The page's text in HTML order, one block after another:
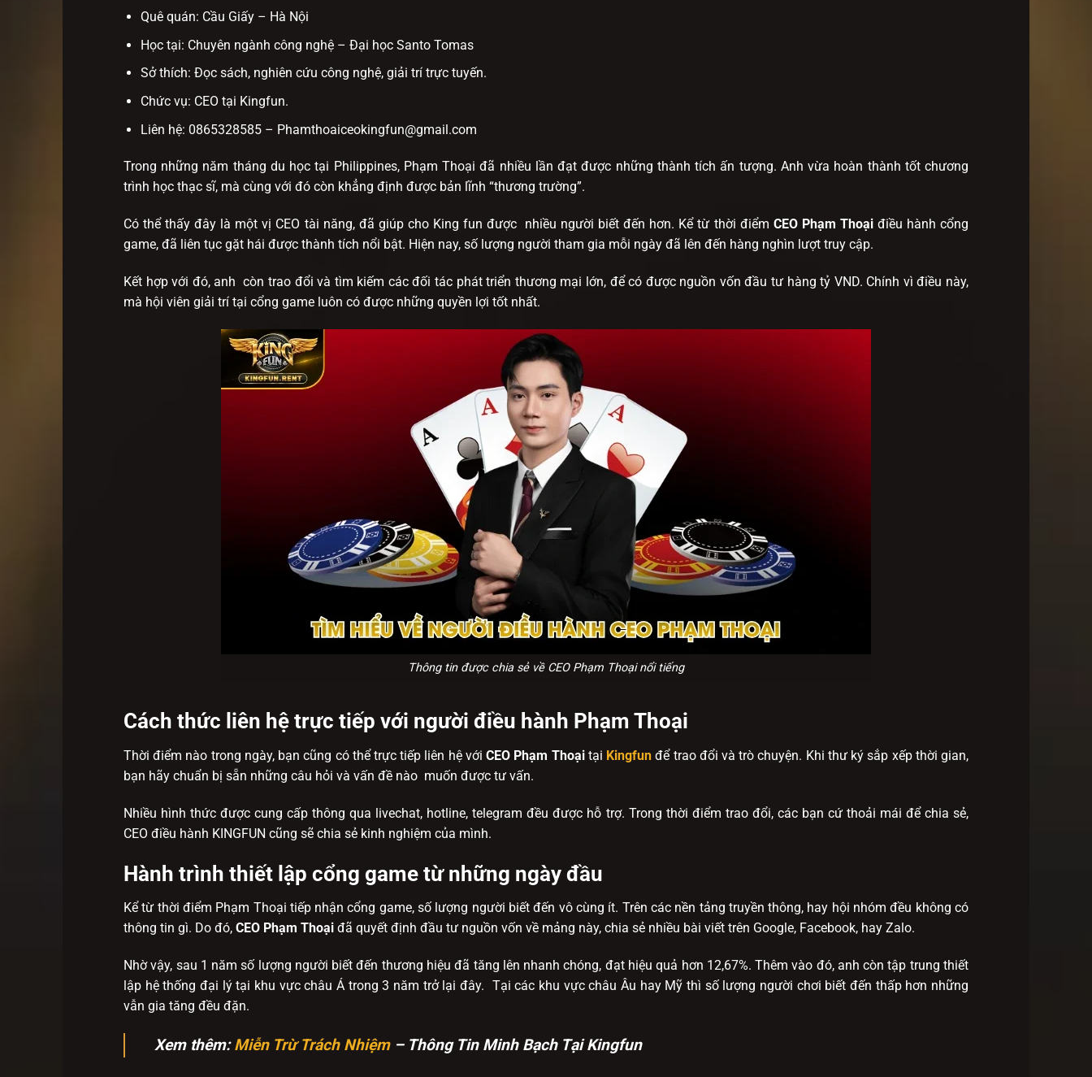
Quê quán: Cầu Giấy – Hà Nội
Học tại: Chuyên ngành công nghệ – Đại học Santo Tomas
Sở thích: Đọc sách, nghiên cứu công nghệ, giải trí trực tuyến.
Chức vụ: CEO tại Kingfun.
Liên hệ: 0865328585 – Phamthoaiceokingfun@gmail.com
Trong những năm tháng du học tại Philippines, Phạm Thoại đã nhiều lần đạt được những thành tích ấn tượng. Anh vừa hoàn thành tốt chương
trình học thạc sĩ, mà cùng với đó còn khẳng định được bản lĩnh “thương trường”.
Có thể thấy đây là một vị CEO tài năng, đã giúp cho King fun được nhiều người biết đến hơn. Kể từ thời điểm CEO Phạm Thoại điều hành cổng
game, đã liên tục gặt hái được thành tích nổi bật. Hiện nay, số lượng người tham gia mỗi ngày đã lên đến hàng nghìn lượt truy cập.
Kết hợp với đó, anh còn trao đổi và tìm kiếm các đối tác phát triển thương mại lớn, để có được nguồn vốn đầu tư hàng tỷ VND. Chính vì điều này,
mà hội viên giải trí tại cổng game luôn có được những quyền lợi tốt nhất.
Thông tin được chia sẻ về CEO Phạm Thoại nổi tiếng
Cách thức liên hệ trực tiếp với người điều hành Phạm Thoại
Thời điểm nào trong ngày, bạn cũng có thể trực tiếp liên hệ vớiCEO Phạm Thoạitại Kingfun để trao đổi và trò chuyện. Khi thư ký sắp xếp thời gian,
bạn hãy chuẩn bị sẵn những câu hỏi và vấn đề nào muốn được tư vấn.
Nhiều hình thức được cung cấp thông qua livechat, hotline, telegram đều được hỗ trợ. Trong thời điểm trao đổi, các bạn cứ thoải mái để chia sẻ,
CEO điều hành KINGFUN cũng sẽ chia sẻ kinh nghiệm của mình.
Hành trình thiết lập cổng game từ những ngày đầu
Kể từ thời điểm Phạm Thoại tiếp nhận cổng game, số lượng người biết đến vô cùng ít. Trên các nền tảng truyền thông, hay hội nhóm đều không có
thông tin gì. Do đó, CEO Phạm Thoại đã quyết định đầu tư nguồn vốn về mảng này, chia sẻ nhiều bài viết trên Google, Facebook, hay Zalo.
Nhờ vậy, sau 1 năm số lượng người biết đến thương hiệu đã tăng lên nhanh chóng, đạt hiệu quả hơn 12,67%. Thêm vào đó, anh còn tập trung thiết
lập hệ thống đại lý tại khu vực châu Á trong 3 năm trở lại đây. Tại các khu vực châu Âu hay Mỹ thì số lượng người chơi biết đến thấp hơn những
vẫn gia tăng đều đặn.
Xem thêm:Miễn Trừ Trách Nhiệm– Thông Tin Minh Bạch Tại Kingfun